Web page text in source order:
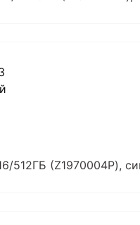
512ГБ (Z1970004P),